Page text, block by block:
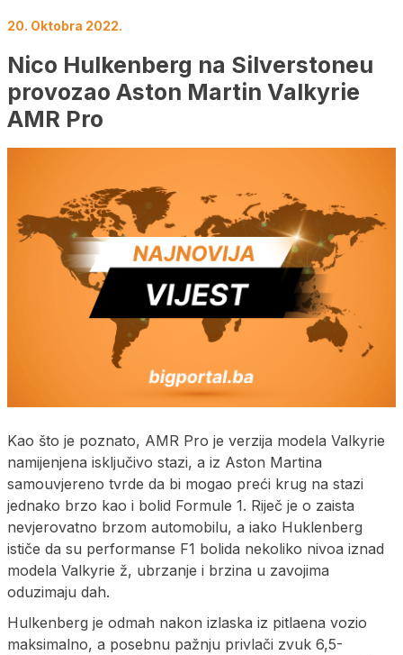
20. Oktobra 2022.
Nico Hulkenberg na Silverstoneu
provozao Aston Martin Valkyrie
AMR Pro
Kao što je poznato, AMR Pro je verzija modela Valkyrie
namijenjena isključivo stazi, a iz Aston Martina
samouvjereno tvrde da bi mogao preći krug na stazi
jednako brzo kao i bolid Formule 1. Riječ je o zaista
nevjerovatno brzom automobilu, a iako Huklenberg
ističe da su performanse F1 bolida nekoliko nivoa iznad
modela Valkyrie ž, ubrzanje i brzina u zavojima
oduzimaju dah.
Hulkenberg je odmah nakon izlaska iz pitlaena vozio
maksimalno, a posebnu pažnju privlači zvuk 6,5-